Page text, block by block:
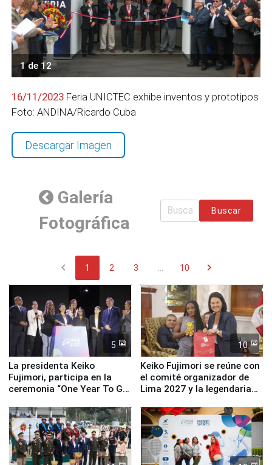
1 de 12
16/11/2023 Feria UNICTEC exhibe inventos y prototipos
Foto: ANDINA/Ricardo Cuba
Descargar Imagen
Galería
Fotográfica
Buscar
chevron_left 1 2 3 10 chevron_right
5
La presidenta Keiko
Fujimori, participa en la
ceremonia “One Year To Go
10
Keiko Fujimori se reúne con
el comité organizador de
Lima 2027 y la legendaria